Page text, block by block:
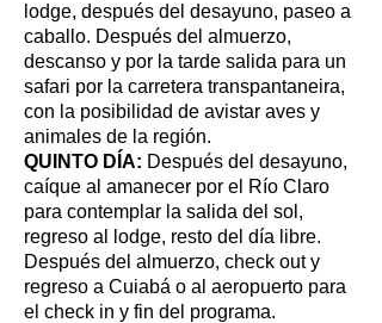
lodge, después del desayuno, paseo a
caballo. Después del almuerzo,
descanso y por la tarde salida para un
safari por la carretera transpantaneira,
con la posibilidad de avistar aves y
animales de la región.
QUINTO DÍA: Después del desayuno,
caíque al amanecer por el Río Claro
para contemplar la salida del sol,
regreso al lodge, resto del día libre.
Después del almuerzo, check out y
regreso a Cuiabá o al aeropuerto para
el check in y fin del programa.